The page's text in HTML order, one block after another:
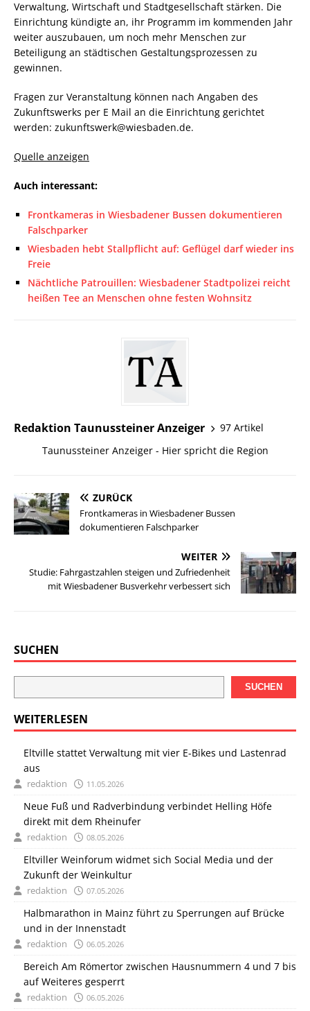
Verwaltung, Wirtschaft und Stadtgesellschaft stärken. Die
Einrichtung kündigte an, ihr Programm im kommenden Jahr
weiter auszubauen, um noch mehr Menschen zur
Beteiligung an städtischen Gestaltungsprozessen zu
gewinnen.
Fragen zur Veranstaltung können nach Angaben des
Zukunftswerks per E Mail an die Einrichtung gerichtet
werden: zukunftswerk@wiesbaden.de.
Quelle anzeigen
Auch interessant:
Frontkameras in Wiesbadener Bussen dokumentieren
Falschparker
Wiesbaden hebt Stallpflicht auf: Geflügel darf wieder ins
Freie
Nächtliche Patrouillen: Wiesbadener Stadtpolizei reicht
heißen Tee an Menschen ohne festen Wohnsitz
Redaktion Taunussteiner Anzeiger
97 Artikel
Taunussteiner Anzeiger - Hier spricht die Region
ZURÜCK
Frontkameras in Wiesbadener Bussen
dokumentieren Falschparker
WEITER
Studie: Fahrgastzahlen steigen und Zufriedenheit
mit Wiesbadener Busverkehr verbessert sich
SUCHEN
SUCHEN
WEITERLESEN
Eltville stattet Verwaltung mit vier E-Bikes und Lastenrad
aus
redaktion 11.05.2026
Neue Fuß und Radverbindung verbindet Helling Höfe
direkt mit dem Rheinufer
redaktion 08.05.2026
Eltviller Weinforum widmet sich Social Media und der
Zukunft der Weinkultur
redaktion 07.05.2026
Halbmarathon in Mainz führt zu Sperrungen auf Brücke
und in der Innenstadt
redaktion 06.05.2026
Bereich Am Römertor zwischen Hausnummern 4 und 7 bis
auf Weiteres gesperrt
redaktion 06.05.2026